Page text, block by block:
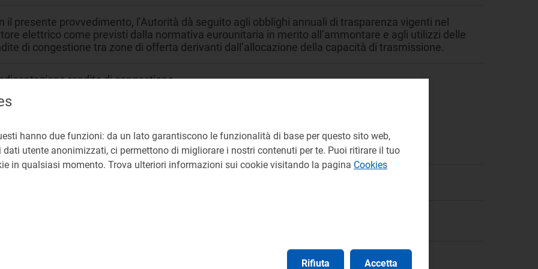
il presente provvedimento, l’Autorità dà seguito agli obblighi annuali di trasparenza vigenti nel
elettrico come previsti dalla normativa eurounitaria in merito all’ammontare e agli utilizzi delle
di congestione tra zone di offerta derivanti dall’allocazione della capacità di trasmissione.
rendite di congestione
hanno due funzioni: da un lato garantiscono le funzionalità di base per questo sito web,
utente anonimizzati, ci permettono di migliorare i nostri contenuti per te. Puoi ritirare il tuo
in qualsiasi momento. Trova ulteriori informazioni sui cookie visitando la pagina Cookies
Rifiuta Accetta